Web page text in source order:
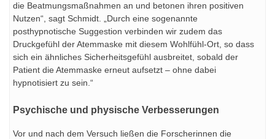
die Beatmungsmaßnahmen an und betonen ihren positiven
Nutzen“, sagt Schmidt. „Durch eine sogenannte
posthypnotische Suggestion verbinden wir zudem das
Druckgefühl der Atemmaske mit diesem Wohlfühl-Ort, so dass
sich ein ähnliches Sicherheitsgefühl ausbreitet, sobald der
Patient die Atemmaske erneut aufsetzt – ohne dabei
hypnotisiert zu sein.“
Psychische und physische Verbesserungen
Vor und nach dem Versuch ließen die Forscherinnen die